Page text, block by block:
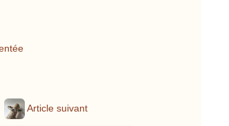
Article suivant